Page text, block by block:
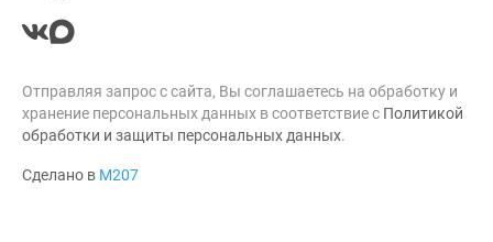
Отправляя запрос с сайта, Вы соглашаетесь на обработку и
хранение персональных данных в соответствие с Политикой
обработки и защиты персональных данных.
Сделано в М207